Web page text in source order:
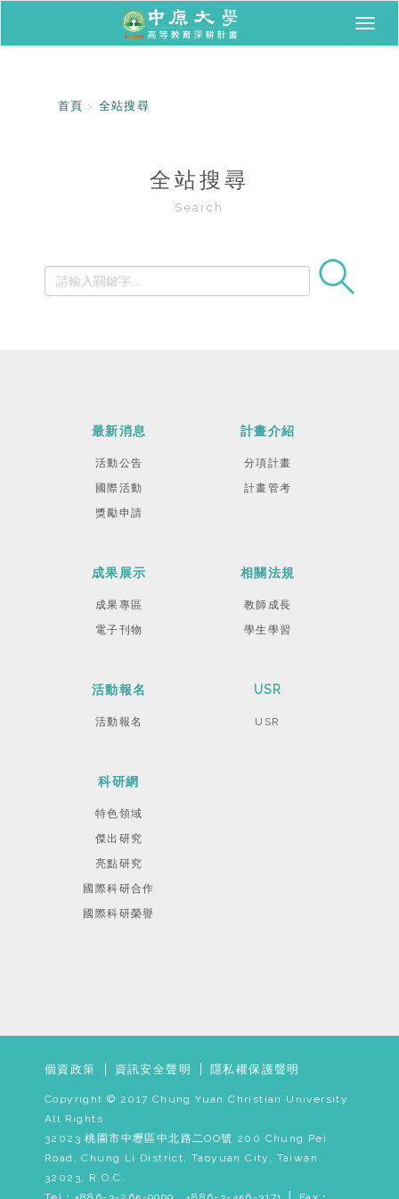
首頁 全站搜尋
全站搜尋
Search
最新消息
活動公告
國際活動
獎勵申請
計畫介紹
分項計畫
計畫管考
成果展示
成果專區
電子刊物
相關法規
教師成長
學生學習
活動報名
活動報名
USR
USR
科研網
特色領域
傑出研究
亮點研究
國際科研合作
國際科研榮譽
個資政策 資訊安全聲明 隱私權保護聲明
Copyright © 2017 Chung Yuan Christian University
All Rights
32023 桃園市中壢區中北路二OO號 200 Chung Pei
Road, Chung Li District, Taoyuan City, Taiwan
32023, R.O.C.